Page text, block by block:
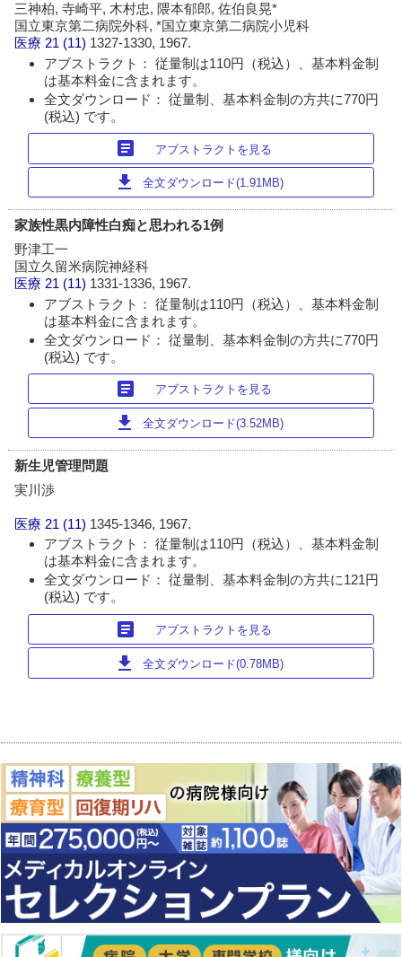
三神柏, 寺崎平, 木村忠, 隈本郁郎, 佐伯良晃*
国立東京第二病院外科, *国立東京第二病院小児科
医療 21 (11) 1327-1330, 1967.
アブストラクト： 従量制は110円（税込）、基本料金制
は基本料金に含まれます。
全文ダウンロード： 従量制、基本料金制の方共に770円
(税込) です。
article アブストラクトを見る
download 全文ダウンロード(1.91MB)
家族性黒内障性白痴と思われる1例
野津工一
国立久留米病院神経科
医療 21 (11) 1331-1336, 1967.
アブストラクト： 従量制は110円（税込）、基本料金制
は基本料金に含まれます。
全文ダウンロード： 従量制、基本料金制の方共に770円
(税込) です。
article アブストラクトを見る
download 全文ダウンロード(3.52MB)
新生児管理問題
実川渉
医療 21 (11) 1345-1346, 1967.
アブストラクト： 従量制は110円（税込）、基本料金制
は基本料金に含まれます。
全文ダウンロード： 従量制、基本料金制の方共に121円
(税込) です。
article アブストラクトを見る
download 全文ダウンロード(0.78MB)